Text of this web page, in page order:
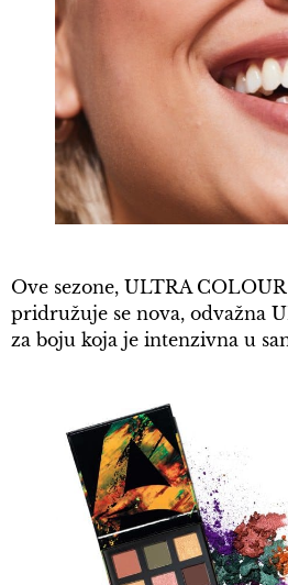
Ove sezone, ULTRA
pridružuje se nova, odvažna
za boju koja je intenzivna u